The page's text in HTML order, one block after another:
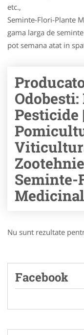
etc.,
Seminte-Flori-Plante
gama larga de
pot semana atat in
Pesticide
Nu sunt rezultate
Facebook